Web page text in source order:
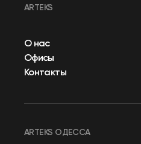
ARTEKS
О нас
Офисы
Контакты
ARTEKS ОДЕССА